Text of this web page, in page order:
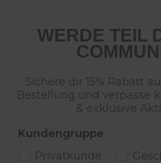
WERDE TEIL
Sichere dir 15% Rabatt
Bestellung und verpasse
& exklusive
Kundengruppe
Privatkunde